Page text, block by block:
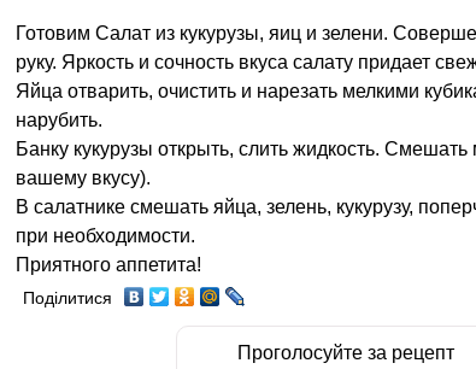
Готовим Салат из кукурузы, яиц и зелени.
руку. Яркость и сочность вкуса салату придает
Яйца отварить, очистить и нарезать мелкими
нарубить.
Банку кукурузы открыть, слить жидкость.
вашему вкусу).
В салатнике смешать яйца, зелень, кукурузу,
при необходимости.
Приятного аппетита!
Поділитися
Проголосуйте за рецепт